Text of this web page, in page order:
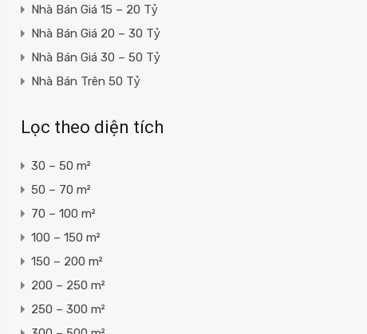
Nhà Bán Giá 15 – 20 Tỷ
Nhà Bán Giá 20 – 30 Tỷ
Nhà Bán Giá 30 – 50 Tỷ
Nhà Bán Trên 50 Tỷ
Lọc theo diện tích
30 – 50 m²
50 – 70 m²
70 – 100 m²
100 – 150 m²
150 – 200 m²
200 – 250 m²
250 – 300 m²